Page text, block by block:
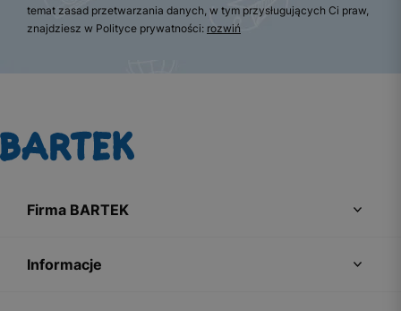
temat zasad przetwarzania danych, w tym przysługujących Ci praw,
znajdziesz w Polityce prywatności: rozwiń
Firma BARTEK
Informacje